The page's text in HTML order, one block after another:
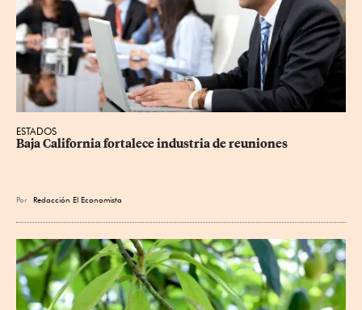
ESTADOS
Baja California fortalece industria de reuniones
Por Redacción El Economista